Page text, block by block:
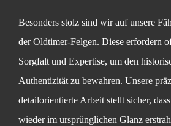
Besonders stolz sind wir auf unsere
der Oldtimer-Felgen. Diese erfordern
Sorgfalt und Expertise, um den
Authentizität zu bewahren. Unsere
detailorientierte Arbeit stellt sicher,
wieder im ursprünglichen Glanz